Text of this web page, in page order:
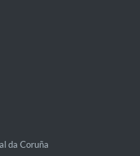
da Coruña